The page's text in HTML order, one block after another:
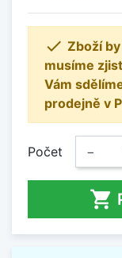
 Zboží
musíme
Vám
prodejně v
Počet −
